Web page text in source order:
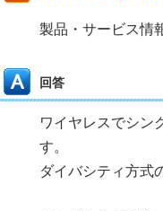
製品・サービス情
回答
ワイヤレスでシン
す。
ダイバシティ方式